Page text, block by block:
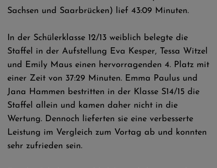
Sachsen und Saarbrücken) lief 43:09 Minuten.
In der Schülerklasse 12/13 weiblich belegte die
Staffel in der Aufstellung Eva Kesper, Tessa Witzel
und Emily Maus einen hervorragenden 4. Platz mit
einer Zeit von 37:29 Minuten. Emma Paulus und
Jana Hammen bestritten in der Klasse S14/15 die
Staffel allein und kamen daher nicht in die
Wertung. Dennoch lieferten sie eine verbesserte
Leistung im Vergleich zum Vortag ab und konnten
sehr zufrieden sein.